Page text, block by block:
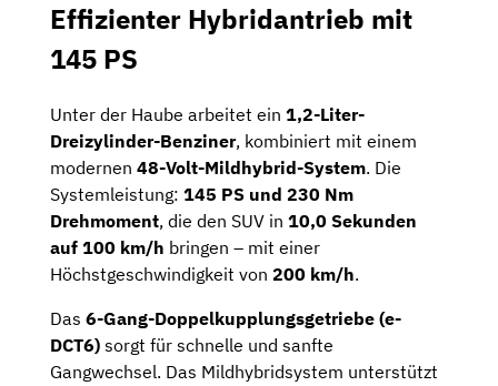
Effizienter Hybridantrieb mit
145 PS
Unter der Haube arbeitet ein 1,2-Liter-
Dreizylinder-Benziner, kombiniert mit einem
modernen 48-Volt-Mildhybrid-System. Die
Systemleistung: 145 PS und 230 Nm
Drehmoment, die den SUV in 10,0 Sekunden
auf 100 km/h bringen – mit einer
Höchstgeschwindigkeit von 200 km/h.
Das 6-Gang-Doppelkupplungsgetriebe (e-
DCT6) sorgt für schnelle und sanfte
Gangwechsel. Das Mildhybridsystem unterstützt